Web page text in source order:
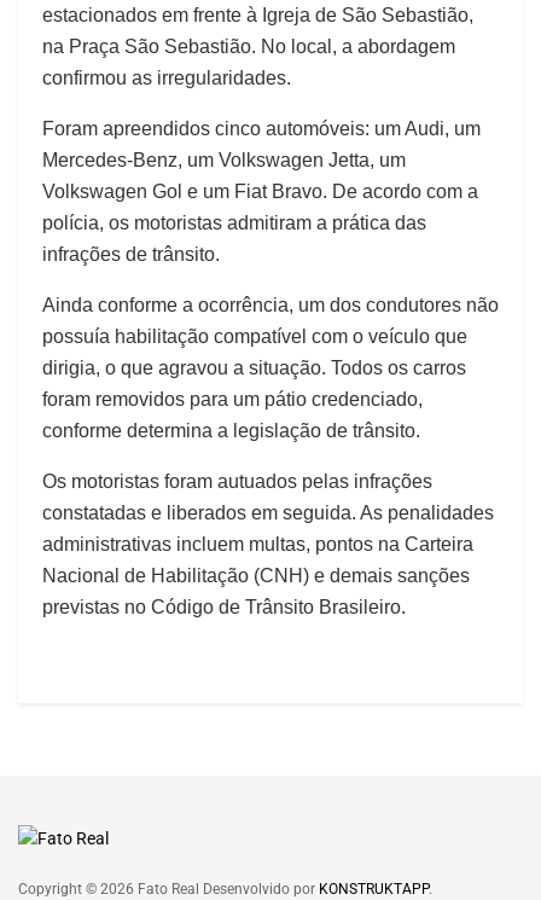
estacionados em frente à Igreja de São Sebastião,
na Praça São Sebastião. No local, a abordagem
confirmou as irregularidades.
Foram apreendidos cinco automóveis: um Audi, um
Mercedes-Benz, um Volkswagen Jetta, um
Volkswagen Gol e um Fiat Bravo. De acordo com a
polícia, os motoristas admitiram a prática das
infrações de trânsito.
Ainda conforme a ocorrência, um dos condutores não
possuía habilitação compatível com o veículo que
dirigia, o que agravou a situação. Todos os carros
foram removidos para um pátio credenciado,
conforme determina a legislação de trânsito.
Os motoristas foram autuados pelas infrações
constatadas e liberados em seguida. As penalidades
administrativas incluem multas, pontos na Carteira
Nacional de Habilitação (CNH) e demais sanções
previstas no Código de Trânsito Brasileiro.
Copyright © 2026 Fato Real Desenvolvido por KONSTRUKTAPP.